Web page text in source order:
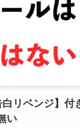
白リベンジ】付
い